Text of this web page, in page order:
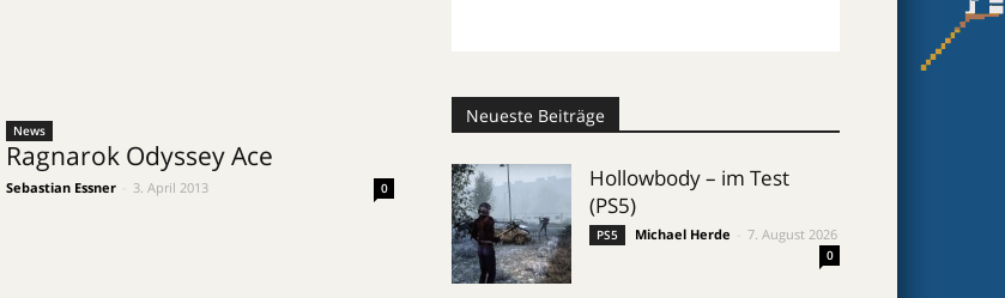
News
Ragnarok Odyssey Ace
Sebastian Essner 3. April 2013 0
Neueste Beiträge
Hollowbody – im Test
(PS5)
PS5 Michael Herde 7. August 2026
0